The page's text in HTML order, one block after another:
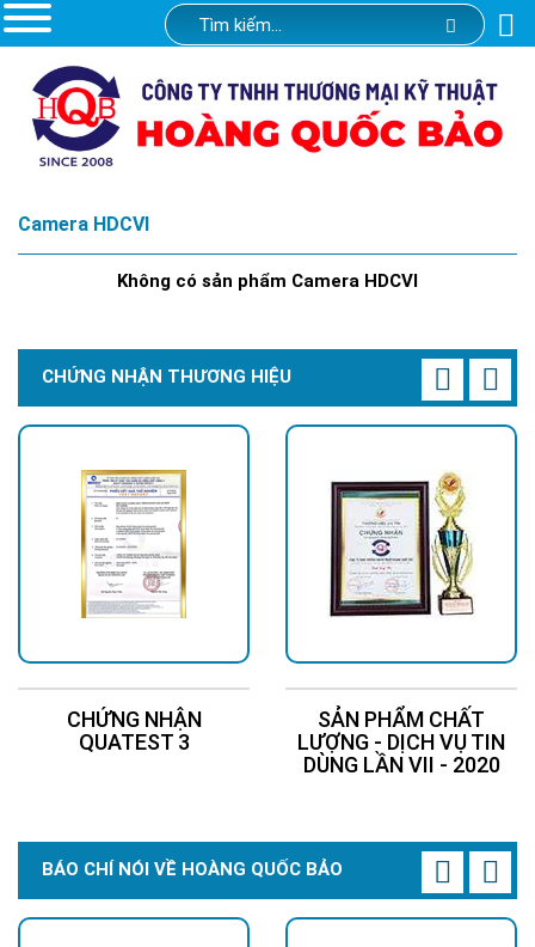
Camera HDCVI
Không có sản phẩm Camera HDCVI
CHỨNG NHẬN THƯƠNG HIỆU
CHỨNG NHẬN
QUATEST 3
SẢN PHẨM CHẤT
LƯỢNG - DỊCH VỤ TIN
DÙNG LẦN VII - 2020
BÁO CHÍ NÓI VỀ HOÀNG QUỐC BẢO